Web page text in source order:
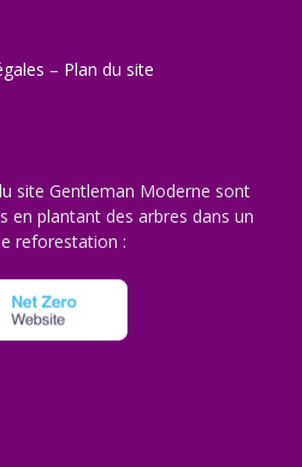
– Plan du site
site Gentleman Moderne sont
en plantant des arbres dans un
reforestation :